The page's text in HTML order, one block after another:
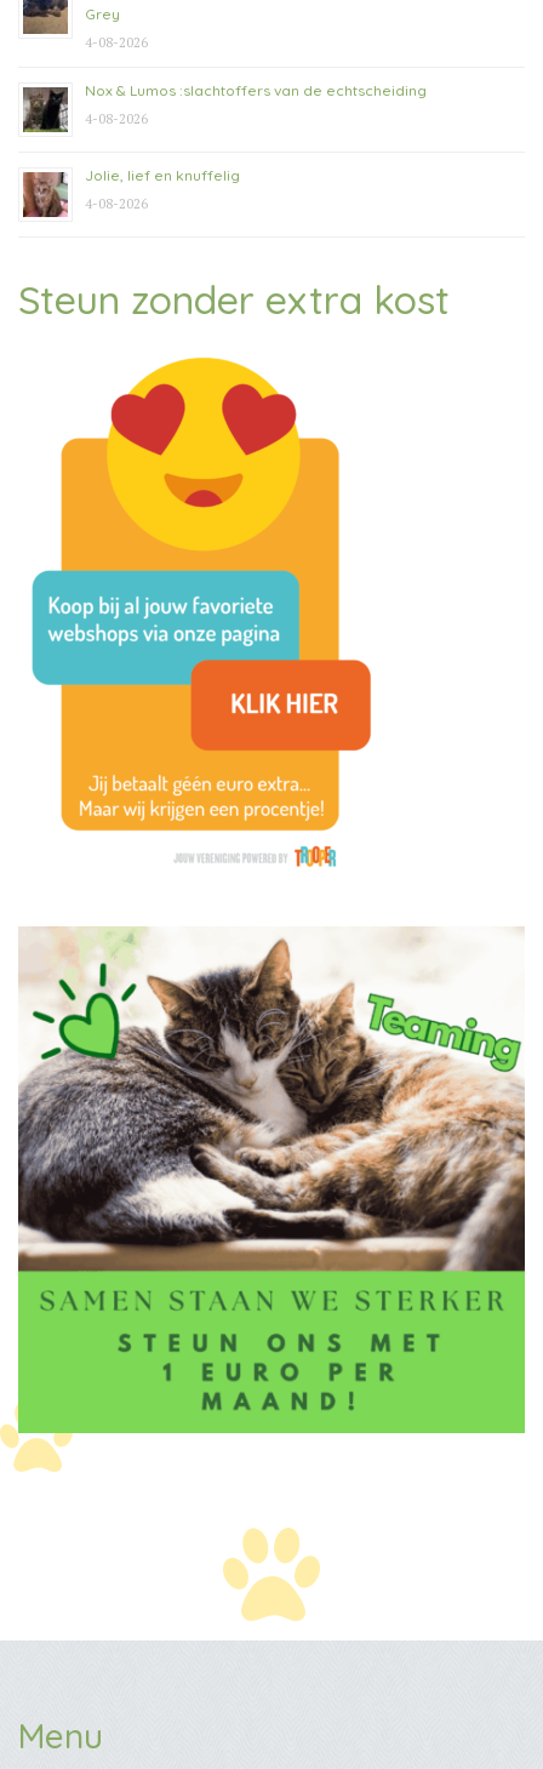
Grey
4-08-2026
Nox & Lumos :slachtoffers van de echtscheiding
4-08-2026
Jolie, lief en knuffelig
4-08-2026
Steun zonder extra kost
Menu